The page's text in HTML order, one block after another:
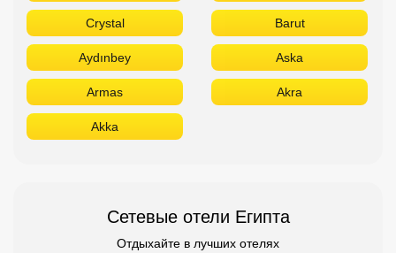
Crystal Barut
Aydınbey Aska
Armas Akra
Akka
Сетевые отели Египта
Отдыхайте в лучших отелях